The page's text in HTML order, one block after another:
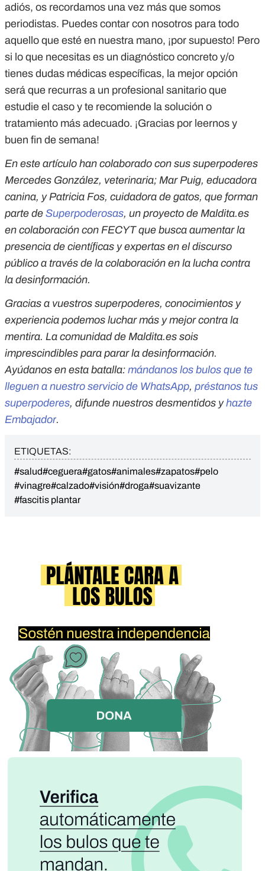
adiós, os recordamos una vez más que somos
periodistas. Puedes contar con nosotros para todo
aquello que esté en nuestra mano, ¡por supuesto! Pero
si lo que necesitas es un diagnóstico concreto y/o
tienes dudas médicas específicas, la mejor opción
será que recurras a un profesional sanitario que
estudie el caso y te recomiende la solución o
tratamiento más adecuado. ¡Gracias por leernos y
buen fin de semana!
En este artículo han colaborado con sus superpoderes
Mercedes González, veterinaria; Mar Puig, educadora
canina, y Patricia Fos, cuidadora de gatos, que forman
parte de Superpoderosas, un proyecto de Maldita.es
en colaboración con FECYT que busca aumentar la
presencia de científicas y expertas en el discurso
público a través de la colaboración en la lucha contra
la desinformación.
Gracias a vuestros superpoderes, conocimientos y
experiencia podemos luchar más y mejor contra la
mentira. La comunidad de Maldita.es sois
imprescindibles para parar la desinformación.
Ayúdanos en esta batalla: mándanos los bulos que te
lleguen a nuestro servicio de WhatsApp, préstanos tus
superpoderes, difunde nuestros desmentidos y hazte
Embajador.
ETIQUETAS:
#salud#ceguera#gatos#animales#zapatos#pelo
#vinagre#calzado#visión#droga#suavizante
#fascitis plantar